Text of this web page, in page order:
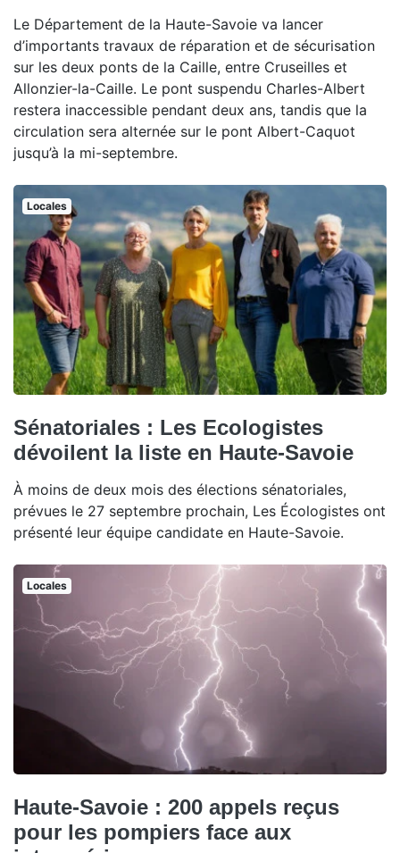
Le Département de la Haute-Savoie va lancer
d’importants travaux de réparation et de sécurisation
sur les deux ponts de la Caille, entre Cruseilles et
Allonzier-la-Caille. Le pont suspendu Charles-Albert
restera inaccessible pendant deux ans, tandis que la
circulation sera alternée sur le pont Albert-Caquot
jusqu’à la mi-septembre.
Locales
Sénatoriales : Les Ecologistes
dévoilent la liste en Haute-Savoie
À moins de deux mois des élections sénatoriales,
prévues le 27 septembre prochain, Les Écologistes ont
présenté leur équipe candidate en Haute-Savoie.
Locales
Haute-Savoie : 200 appels reçus
pour les pompiers face aux